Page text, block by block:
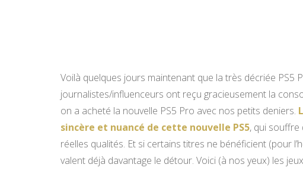
Voilà quelques jours maintenant que la très décriée PS5
journalistes/influenceurs ont reçu gracieusement la
on a acheté la nouvelle PS5 Pro avec nos petits deniers.
sincère et nuancé de cette nouvelle PS5, qui
réelles qualités. Et si certains titres ne bénéficient (pour
valent déjà davantage le détour. Voici (à nos yeux) les